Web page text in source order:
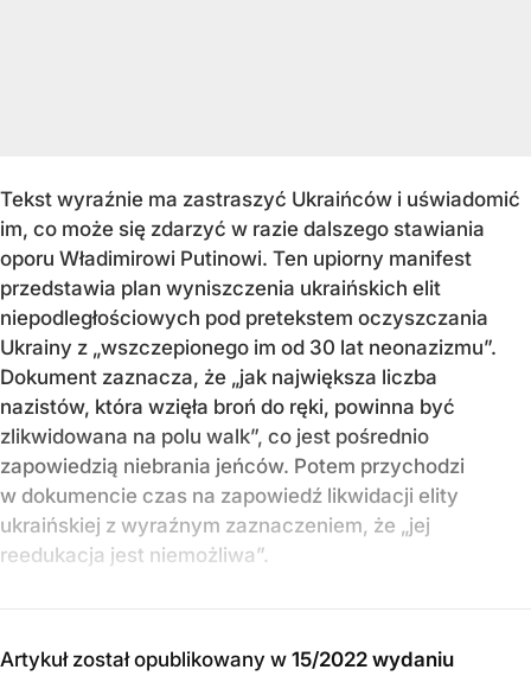
Tekst wyraźnie ma zastraszyć Ukraińców i uświadomić
im, co może się zdarzyć w razie dalszego stawiania
oporu Władimirowi Putinowi. Ten upiorny manifest
przedstawia plan wyniszczenia ukraińskich elit
niepodległościowych pod pretekstem oczyszczania
Ukrainy z „wszczepionego im od 30 lat neonazizmu”.
Dokument zaznacza, że „jak największa liczba
nazistów, która wzięła broń do ręki, powinna być
zlikwidowana na polu walk”, co jest pośrednio
zapowiedzią niebrania jeńców. Potem przychodzi
w dokumencie czas na zapowiedź likwidacji elity
ukraińskiej z wyraźnym zaznaczeniem, że „jej
reedukacja jest niemożliwa”.
Artykuł został opublikowany w 15/2022 wydaniu